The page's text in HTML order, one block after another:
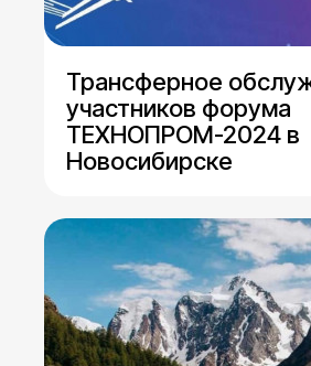
Трансферное
участников форума
ТЕХНОПРОМ-2024 в
Новосибирске